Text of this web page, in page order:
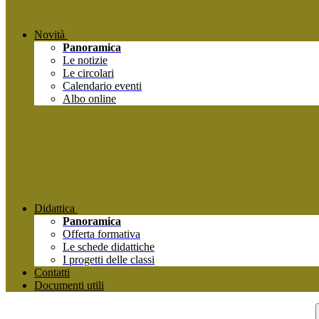
Novità
Panoramica
Le notizie
Le circolari
Calendario eventi
Albo online
Didattica
Panoramica
Offerta formativa
Le schede didattiche
I progetti delle classi
Contatti
Documenti utili